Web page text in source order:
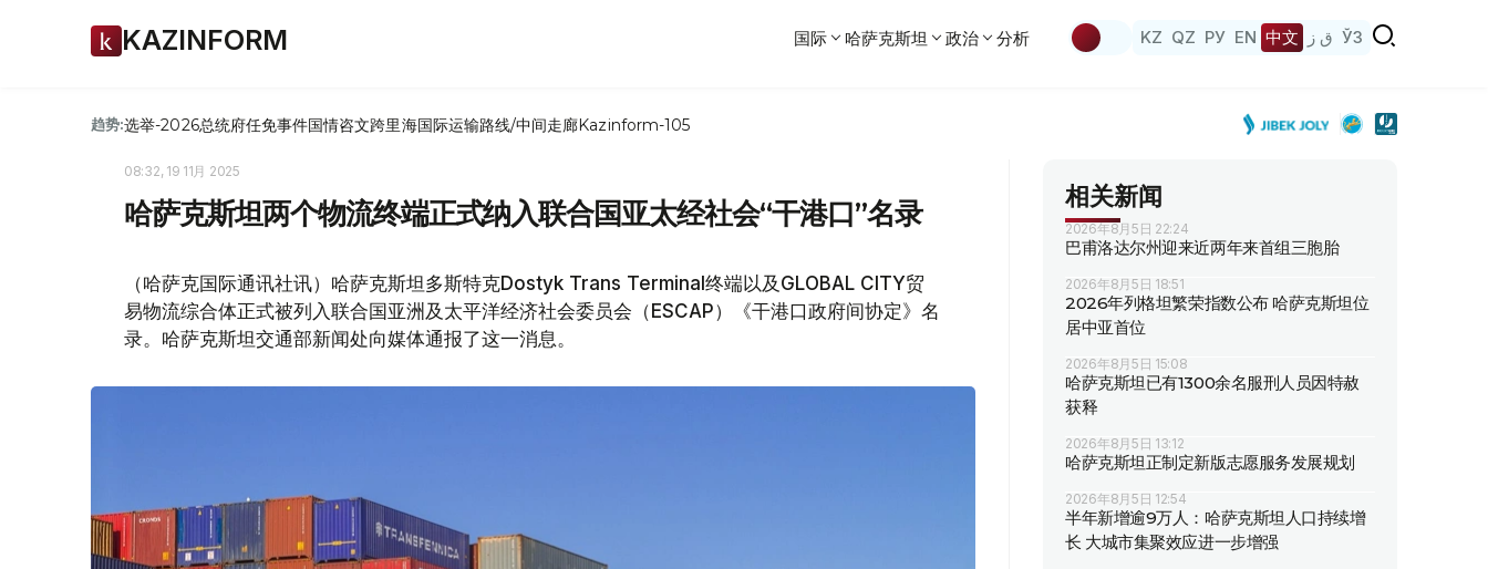
KAZINFORM 国际 哈萨克斯坦 政治 分析 KZ QZ РУ EN 中文 ق ز ЎЗ
趋势:选举-2026总统府任免事件国情咨文跨里海国际运输路线/中间走廊Kazinform-105
08:32, 19 11月 2025
哈萨克斯坦两个物流终端正式纳入联合国亚太经社会“干港口”名录
（哈萨克国际通讯社讯）哈萨克斯坦多斯特克Dostyk Trans Terminal终端以及GLOBAL CITY贸
易物流综合体正式被列入联合国亚洲及太平洋经济社会委员会（ESCAP）《干港口政府间协定》名
录。哈萨克斯坦交通部新闻处向媒体通报了这一消息。
相关新闻
2026年8月5日 22:24
巴甫洛达尔州迎来近两年来首组三胞胎
2026年8月5日 18:51
2026年列格坦繁荣指数公布 哈萨克斯坦位
居中亚首位
2026年8月5日 15:08
哈萨克斯坦已有1300余名服刑人员因特赦
获释
2026年8月5日 13:12
哈萨克斯坦正制定新版志愿服务发展规划
2026年8月5日 12:54
半年新增逾9万人：哈萨克斯坦人口持续增
长 大城市集聚效应进一步增强